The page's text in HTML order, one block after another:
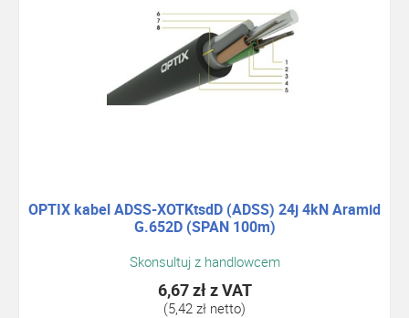
OPTIX kabel ADSS-XOTKtsdD (ADSS) 24j 4kN Aramid
G.652D (SPAN 100m)
Skonsultuj z handlowcem
6,67 złz VAT
(5,42 zł netto)